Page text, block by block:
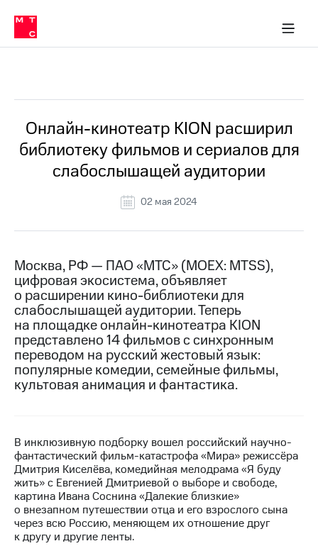
Медиа-центр
и акционерам
Устойчивое развитие
Комплаенс и деловая этика
компании
Карьера
История
компании
Руководство
информация
Контакты
Медиа-центр
Пресс-
релизы
МТС
о технологиях
Достижения
Финансовая
отчетность
Контакты
Новости
в
регионе
в МТС
Пресс-
релизы
МТС
о технологиях
Онлайн-кинотеатр KION расширил
библиотеку фильмов и сериалов для
слабослышащей аудитории
02 мая 2024
Москва, РФ — ПАО «МТС» (MOEX: MTSS),
цифровая экосистема, объявляет
о расширении кино-библиотеки для
слабослышащей аудитории. Теперь
на площадке онлайн-кинотеатра KION
представлено 14 фильмов с синхронным
переводом на русский жестовый язык:
популярные комедии, семейные фильмы,
культовая анимация и фантастика.
В инклюзивную подборку вошел российский научно-
фантастический фильм-катастрофа «Мира» режиссёра
Дмитрия Киселёва, комедийная мелодрама «Я буду
жить» с Евгенией Дмитриевой о выборе и свободе,
картина Ивана Соснина «Далекие близкие»
о внезапном путешествии отца и его взрослого сына
через всю Россию, меняющем их отношение друг
к другу и другие ленты.